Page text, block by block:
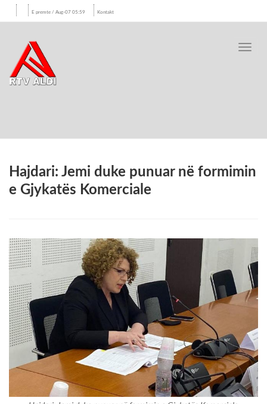
E premte / Aug-07 05:59 Kontakt
Hajdari: Jemi duke punuar në formimin
e Gjykatës Komerciale